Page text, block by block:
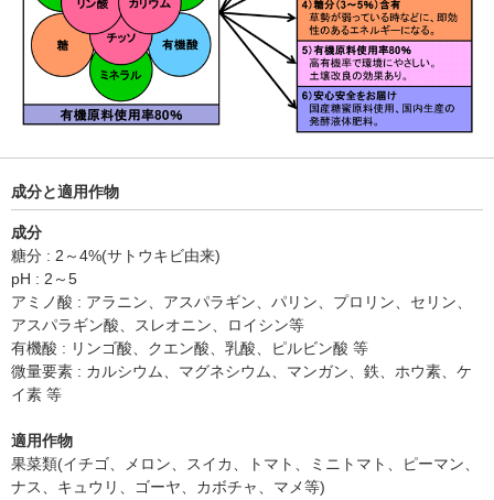
成分と適用作物
成分
糖分 : 2～4%(サトウキビ由来)
pH : 2～5
アミノ酸 : アラニン、アスパラギン、パリン、プロリン、セリン、
アスパラギン酸、スレオニン、ロイシン等
有機酸 : リンゴ酸、クエン酸、乳酸、ピルビン酸 等
微量要素 : カルシウム、マグネシウム、マンガン、鉄、ホウ素、ケ
イ素 等
適用作物
果菜類(イチゴ、メロン、スイカ、トマト、ミニトマト、ピーマン、
ナス、キュウリ、ゴーヤ、カボチャ、マメ等)